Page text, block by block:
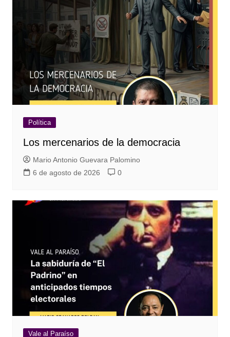
Política
Los mercenarios de la democracia
Mario Antonio Guevara Palomino
6 de agosto de 2026
0
Vale al Paraíso